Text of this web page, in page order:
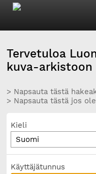
Tervetuloa
kuva-arkistoon
> Napsauta tästä
> Napsauta tästä jos
Kieli
Käyttäjätunnus